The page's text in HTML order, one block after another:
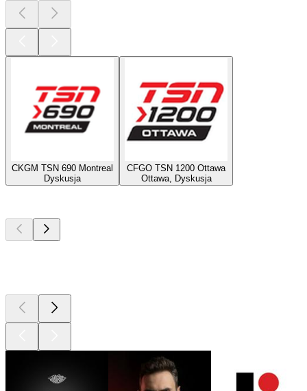
CKGM TSN 690 Montreal
Dyskusja
CFGO TSN 1200 Ottawa
Ottawa, Dyskusja